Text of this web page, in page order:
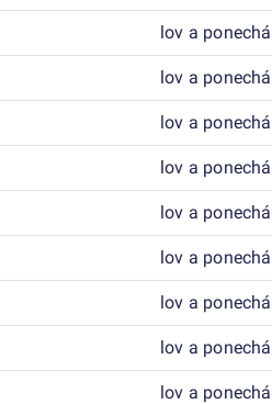
lov a
lov a
lov a
lov a
lov a
lov a
lov a
lov a
lov a